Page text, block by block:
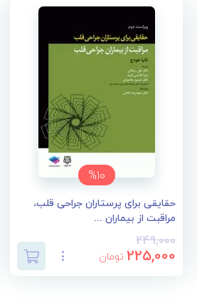
%10
حقایقی برای پرستاران جراحی قلب،
مراقبت از بیماران ...
249,000
225,000 تومان